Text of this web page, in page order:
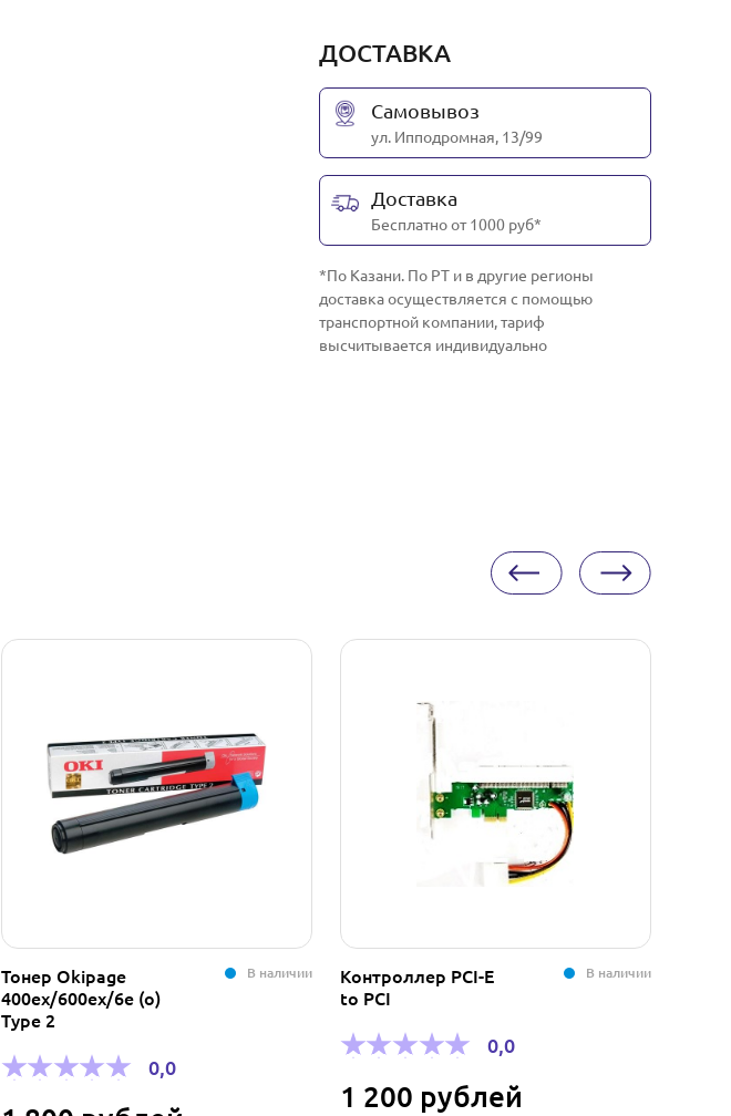
ДОСТАВКА
Самовывоз
ул. Ипподромная, 13/99
Доставка
Бесплатно от 1000 руб*
*По Казани. По РТ и в другие регионы
доставка осуществляется с помощью
транспортной компании, тариф
высчитывается индивидуально
Тонер Okipage
400ex/600ex/6e (о)
Type 2
В наличии
0,0
Контроллер PCI-E
to PCI
В наличии
0,0
1 200 рублей